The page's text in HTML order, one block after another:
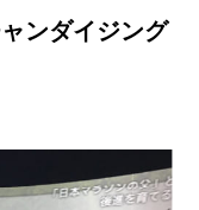
ンダイジング